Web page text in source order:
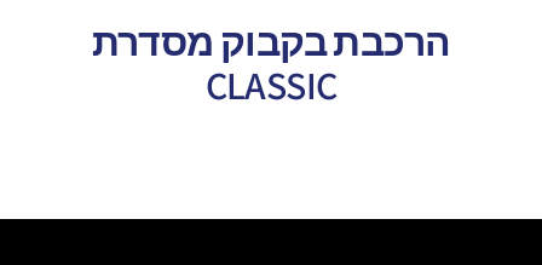
הרכבת בקבוק מסדרת
CLASSIC